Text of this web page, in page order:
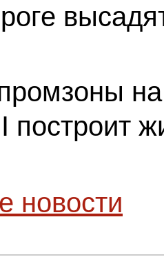
построит
новости